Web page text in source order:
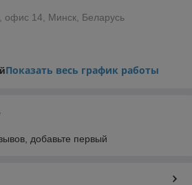
офис 14, Минск, Беларусь
Показать весь график работы
добавьте первый